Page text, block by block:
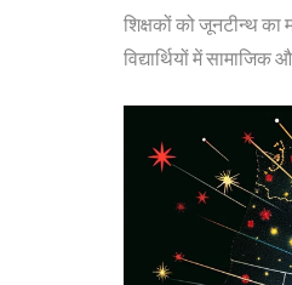
शिक्षकों को जूनटीन्थ
विद्यार्थियों में